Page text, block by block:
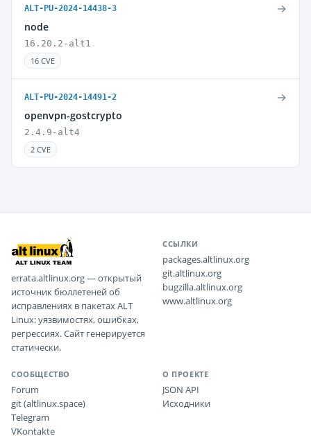
ALT-PU-2024-14438-3
node
16.20.2-alt1
16 CVE
→
ALT-PU-2024-14491-2
openvpn-gostcrypto
2.4.9-alt4
2 CVE
→
errata.altlinux.org — открытый
источник бюллетеней об
исправлениях в пакетах ALT
Linux: уязвимостях, ошибках,
регрессиях. Сайт генерируется
статически.
ССЫЛКИ
packages.altlinux.org
git.altlinux.org
bugzilla.altlinux.org
www.altlinux.org
СООБЩЕСТВО
Forum
git (altlinux.space)
Telegram
VKontakte
О ПРОЕКТЕ
JSON API
Исходники